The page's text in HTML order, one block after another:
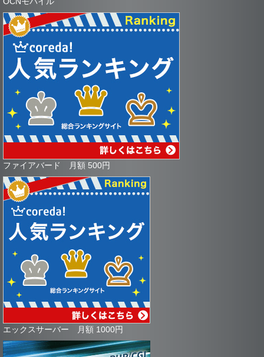
ファイアバード 月額 500円
エックスサーバー 月額 1000円